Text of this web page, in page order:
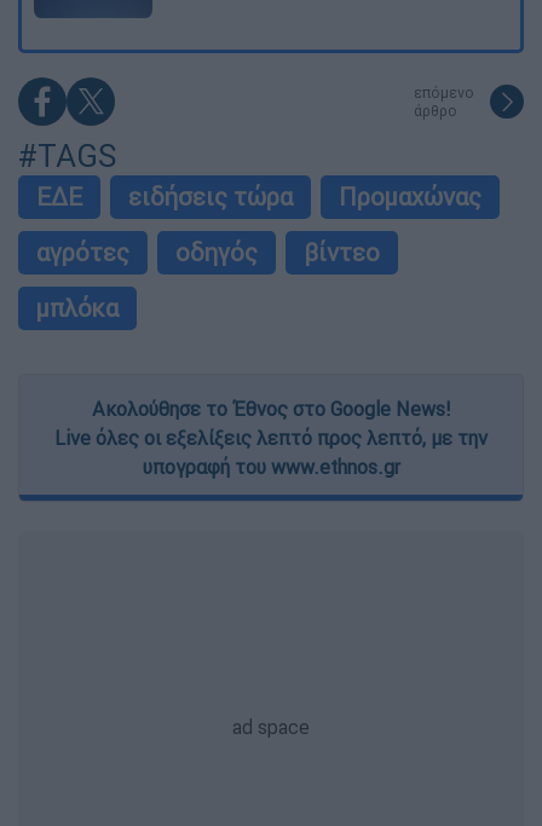
επόμενο
άρθρο
#TAGS
ΕΔΕ ειδήσεις τώρα
Προμαχώνας
αγρότες
οδηγός
βίντεο
μπλόκα
Ακολούθησε το Έθνος στο Google News!
Live όλες οι εξελίξεις λεπτό προς λεπτό, με την
υπογραφή του www.ethnos.gr